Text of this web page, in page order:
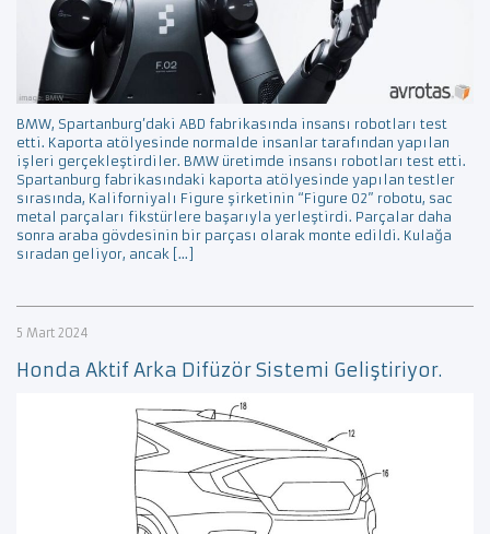
BMW, Spartanburg’daki ABD fabrikasında insansı robotları test
etti. Kaporta atölyesinde normalde insanlar tarafından yapılan
işleri gerçekleştirdiler. BMW üretimde insansı robotları test etti.
Spartanburg fabrikasındaki kaporta atölyesinde yapılan testler
sırasında, Kaliforniyalı Figure şirketinin “Figure 02” robotu, sac
metal parçaları fikstürlere başarıyla yerleştirdi. Parçalar daha
sonra araba gövdesinin bir parçası olarak monte edildi. Kulağa
sıradan geliyor, ancak […]
5 Mart 2024
Honda Aktif Arka Difüzör Sistemi Geliştiriyor.